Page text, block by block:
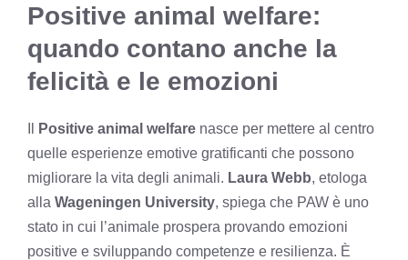
Positive animal welfare:
quando contano anche la
felicità e le emozioni
Positive animal welfare nasce per mettere al centro
quelle esperienze emotive gratificanti che possono
migliorare la vita degli animali. Laura Webb, etologa
alla Wageningen University, spiega che PAW è uno
stato in cui l’animale prospera provando emozioni
positive e sviluppando competenze e resilienza. È